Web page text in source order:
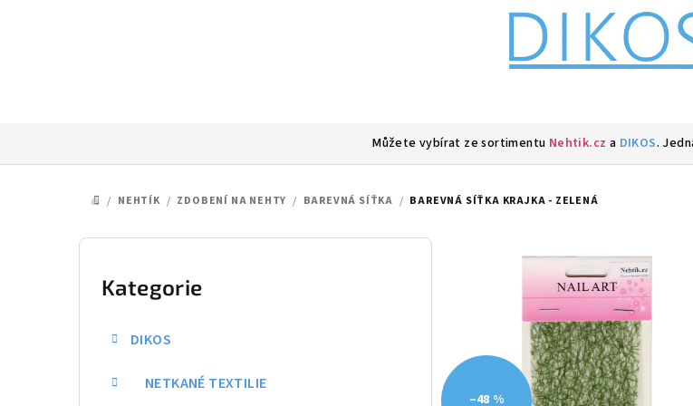
Můžete vybírat ze sortimentu Nehtik.cz a DIKOS.
DOMŮ
/ NEHTÍK / ZDOBENÍ NA NEHTY / BAREVNÁ SÍŤKA / BAREVNÁ SÍŤKA KRAJKA - ZELENÁ
P
Přeskočit
kategorie
Kategorie
DIKOS
NETKANÉ TEXTILIE
–48 %